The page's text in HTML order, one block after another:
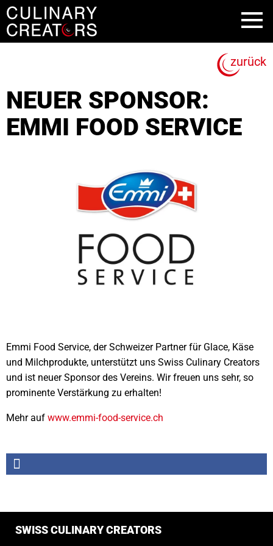
zurück
NEUER SPONSOR:
EMMI FOOD SERVICE
Emmi Food Service, der Schweizer Partner für Glace, Käse
und Milchprodukte, unterstützt uns Swiss Culinary Creators
und ist neuer Sponsor des Vereins. Wir freuen uns sehr, so
prominente Verstärkung zu erhalten!
Mehr auf www.emmi-food-service.ch
SWISS CULINARY CREATORS